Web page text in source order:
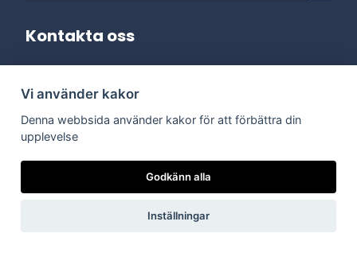
Kontakta oss
Adress:
Dala Energi AB
Postadress:Box 254, 793 26 Leksand
Kundservice: 0247-738 00
Epost:info@dalaenergi.se
Chatten är stängd
Vi använder kakor
Denna webbsida använder kakor för att förbättra din
upplevelse
Godkänn alla
Inställningar